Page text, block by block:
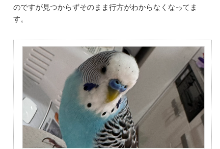
のですが見つからずそのまま行方がわからなくなってま
す。